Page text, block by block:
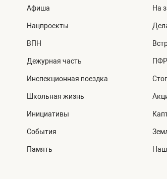
Афиша
Нацпроекты
ВПН
Дежурная часть
Инспекционная поездка
Школьная жизнь
Инициативы
События
Память
На